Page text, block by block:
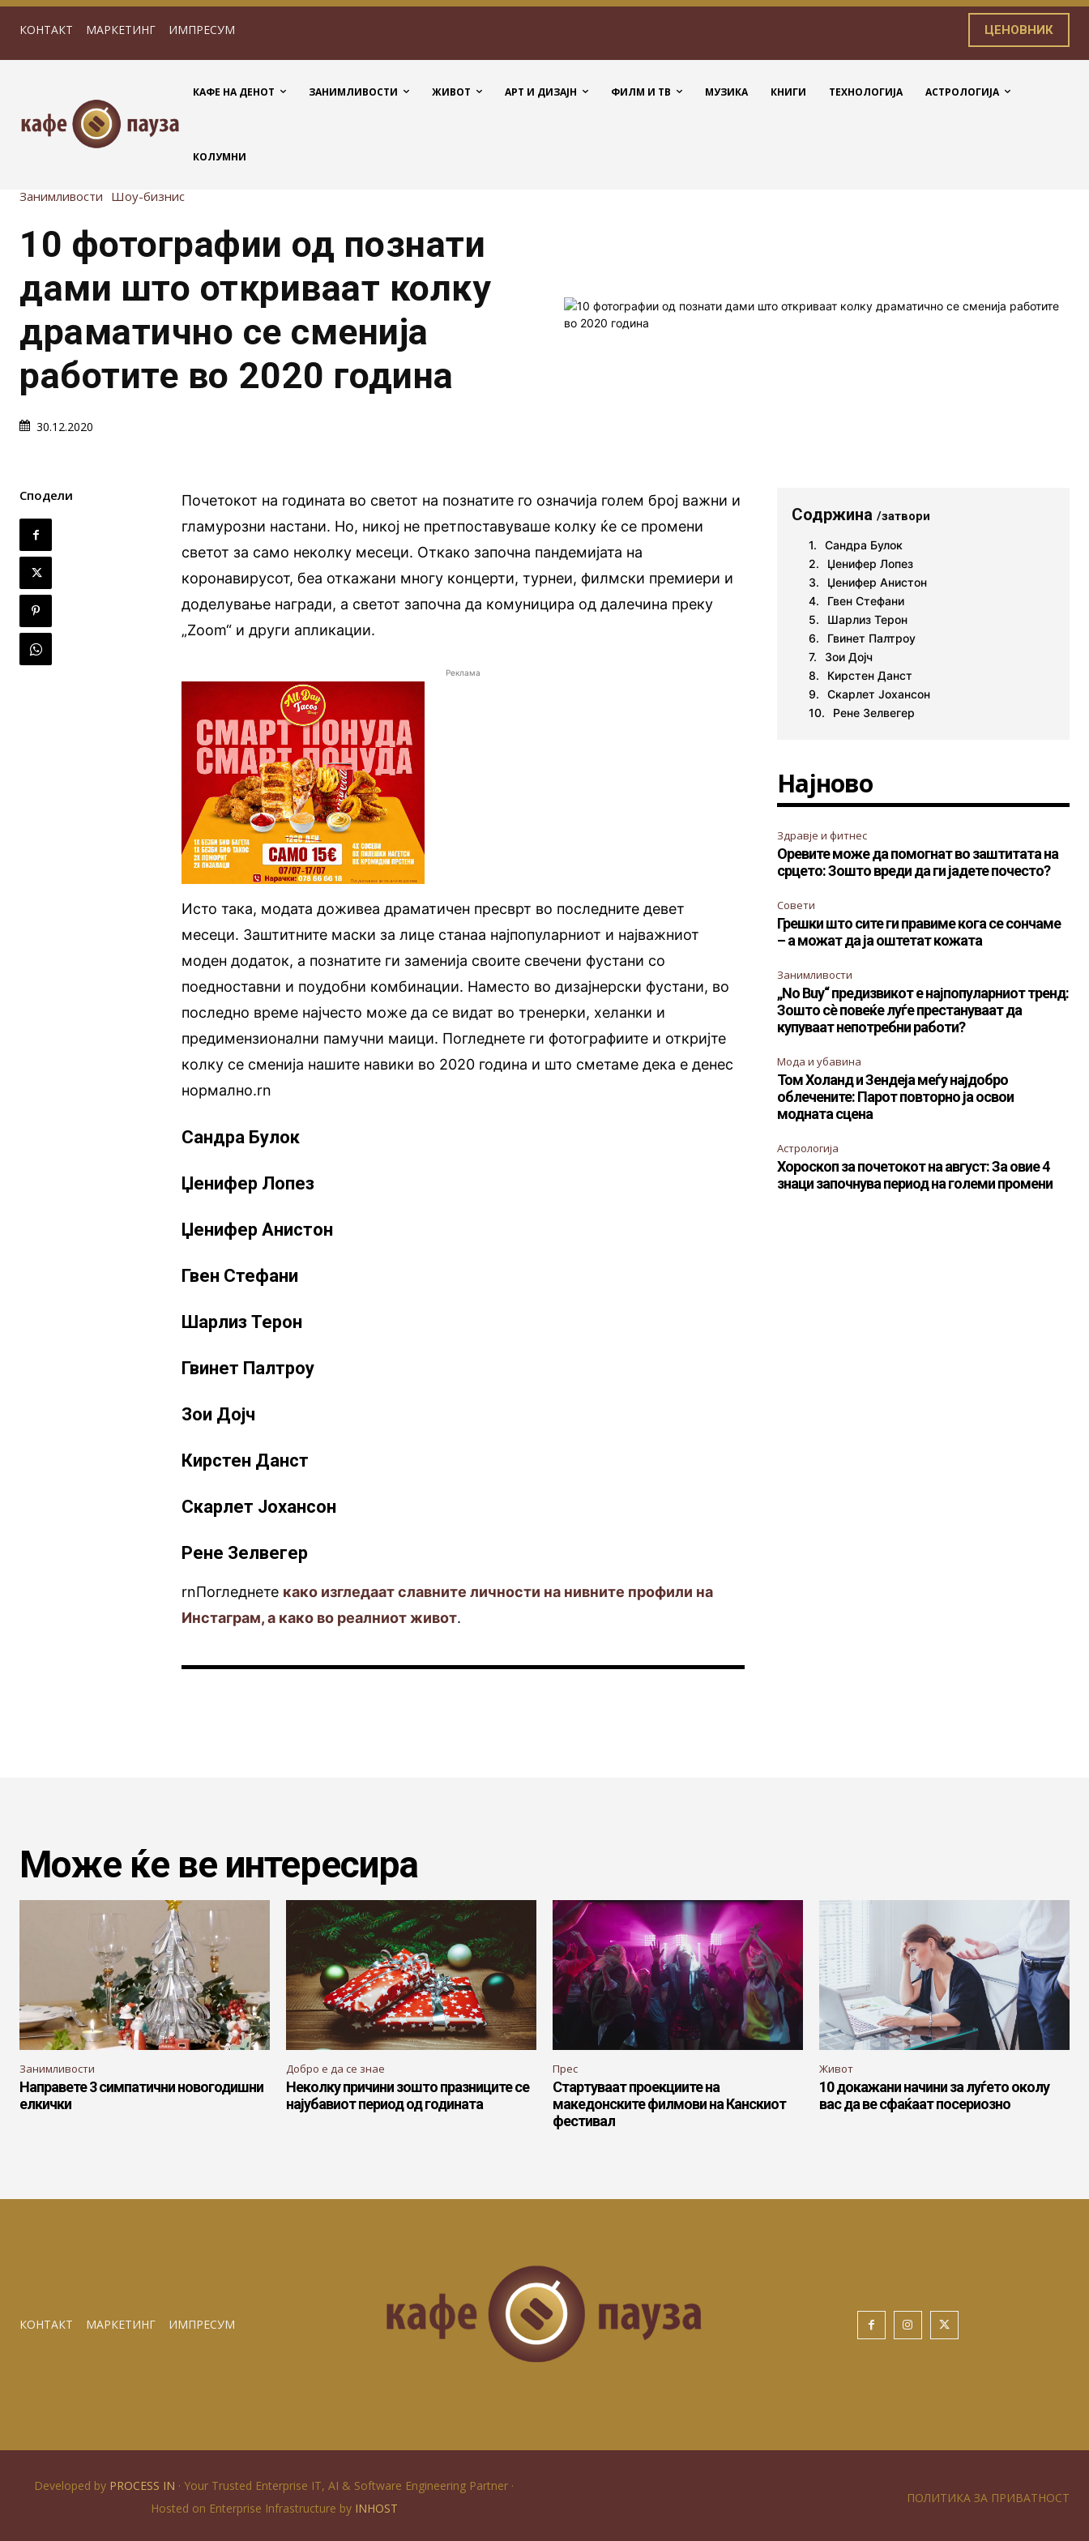
КОНТАКТ МАРКЕТИНГ ИМПРЕСУМ ЦЕНОВНИК
КАФЕ НА ДЕНОТ ЗАНИМЛИВОСТИ ЖИВОТ АРТ И ДИЗАЈН ФИЛМ И ТВ МУЗИКА КНИГИ ТЕХНОЛОГИЈА АСТРОЛОГИЈА
КОЛУМНИ
Занимливости Шоу-бизнис
10 фотографии од познати
дами што откриваат колку
драматично се сменија
работите во 2020 година
30.12.2020
Сподели
Почетокот на годината во светот на познатите го означија голем број важни и
гламурозни настани. Но, никој не претпоставуваше колку ќе се промени
светот за само неколку месеци. Откако започна пандемијата на
коронавирусот, беа откажани многу концерти, турнеи, филмски премиери и
доделување награди, а светот започна да комуницира од далечина преку
„Zoom“ и други апликации.
Реклама
Исто така, модата доживеа драматичен пресврт во последните девет
месеци. Заштитните маски за лице станаа најпопуларниот и најважниот
моден додаток, а познатите ги заменија своите свечени фустани со
поедноставни и поудобни комбинации. Наместо во дизајнерски фустани, во
последно време најчесто може да се видат во тренерки, хеланки и
предимензионални памучни маици. Погледнете ги фотографиите и откријте
колку се сменија нашите навики во 2020 година и што сметаме дека е денес
нормално.rn
Сандра Булок
Џенифер Лопез
Џенифер Анистон
Гвен Стефани
Шарлиз Терон
Гвинет Палтроу
Зои Дојч
Кирстен Данст
Скарлет Јохансон
Рене Зелвегер
rnПогледнете како изгледаат славните личности на нивните профили на
Инстаграм, а како во реалниот живот.
Содржина/затвори
Сандра Булок
Џенифер Лопез
Џенифер Анистон
Гвен Стефани
Шарлиз Терон
Гвинет Палтроу
Зои Дојч
Кирстен Данст
Скарлет Јохансон
Рене Зелвегер
Најново
Здравје и фитнес
Оревите може да помогнат во заштитата на
срцето: Зошто вреди да ги јадете почесто?
Совети
Грешки што сите ги правиме кога се сончаме
– а можат да ја оштетат кожата
Занимливости
„No Buy“ предизвикот е најпопуларниот тренд:
Зошто сè повеќе луѓе престануваат да
купуваат непотребни работи?
Мода и убавина
Том Холанд и Зендеја меѓу најдобро
облечените: Парот повторно ја освои
модната сцена
Астрологија
Хороскоп за почетокот на август: За овие 4
знаци започнува период на големи промени
Може ќе ве интересира
Занимливости
Направете 3 симпатични новогодишни
елкички
Добро е да се знае
Неколку причини зошто празниците се
најубавиот период од годината
Прес
Стартуваат проекциите на
македонските филмови на Канскиот
фестивал
Живот
10 докажани начини за луѓето околу
вас да ве сфаќаат посериозно
КОНТАКТ МАРКЕТИНГ ИМПРЕСУМ
Developed by PROCESS IN · Your Trusted Enterprise IT, AI & Software Engineering Partner ·
Hosted on Enterprise Infrastructure by INHOST
ПОЛИТИКА ЗА ПРИВАТНОСТ